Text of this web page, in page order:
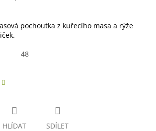
pochoutka z kuřecího masa a rýže
48
HLÍDAT SDÍLET